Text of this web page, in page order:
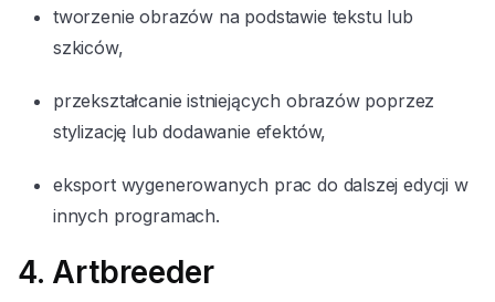
tworzenie obrazów na podstawie tekstu lub
szkiców,
przekształcanie istniejących obrazów poprzez
stylizację lub dodawanie efektów,
eksport wygenerowanych prac do dalszej edycji w
innych programach.
4. Artbreeder